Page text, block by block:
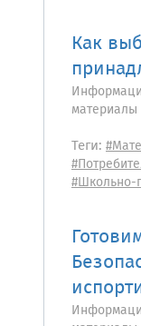
Как
материалы
Теги:
#Школьно-